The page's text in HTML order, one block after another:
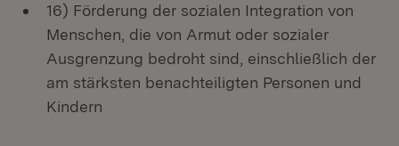
16) Förderung der sozialen Integration von
Menschen, die von Armut oder sozialer
Ausgrenzung bedroht sind, einschließlich der
am stärksten benachteiligten Personen und
Kindern